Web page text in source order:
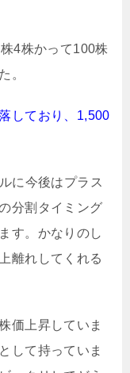
4株かって100株
。
しており、1,500
に今後はプラス
分割タイミング
す。かなりのし
離れしてくれる
価上昇していま
して持っていま